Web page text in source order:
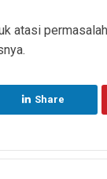
atasi
Share